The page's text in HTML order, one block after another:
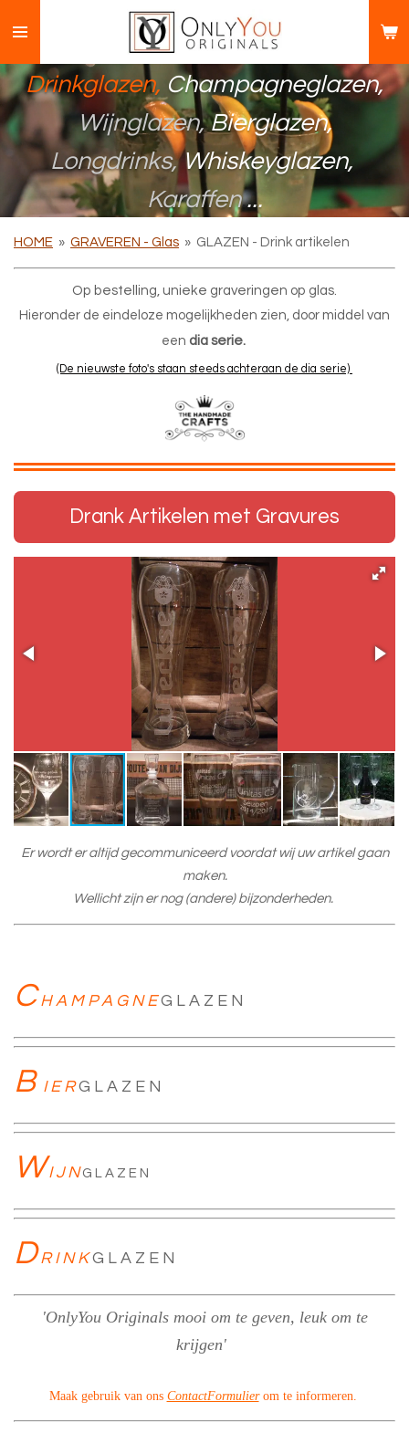
direct
naar
de
hoofdinhoud
Drinkglazen, Champagneglazen,
Wijnglazen, Bierglazen,
Longdrinks, Whiskeyglazen,
Karaffen....
HOME » GRAVEREN - Glas » GLAZEN - Drink artikelen
Op bestelling, unieke graveringen op glas.
Hieronder de eindeloze mogelijkheden zien, door middel van
een dia serie.
(De nieuwste foto's staan steeds achteraan de dia serie)
Drank Artikelen met Gravures
Er wordt er altijd gecommuniceerd voordat wij uw artikel gaan
maken.
Wellicht zijn er nog (andere) bijzonderheden.
CH A M P A G N E G L A Z E N
B I E RG L A Z E N
W I J N G L A Z E N
DR I N K G L A Z E N
'OnlyYou Originalsmooi om te geven, leuk om te
krijgen'
Maak gebruik van ons ContactFormulierom te informeren.